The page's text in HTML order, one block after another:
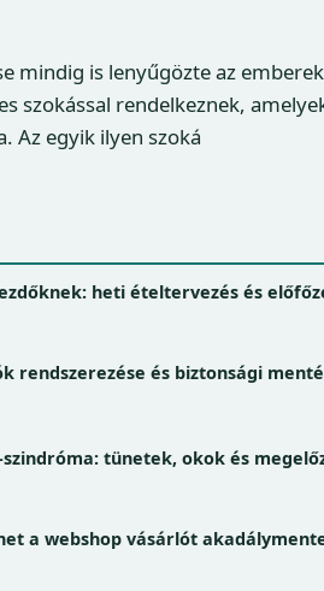
mindig is lenyűgözte az
szokással rendelkeznek,
Az egyik ilyen szoká
heti ételtervezés és
rendszerezése és biztonsági
tünetek, okok és
a webshop vásárlót